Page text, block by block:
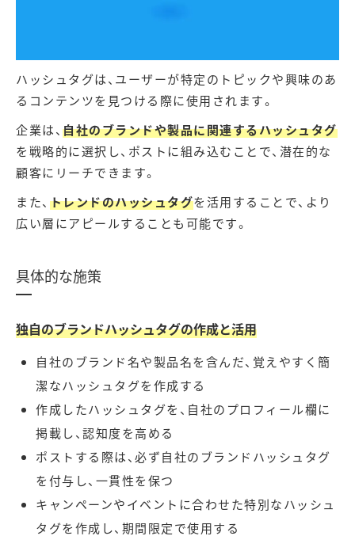
ハッシュタグは、ユーザーが特定のトピックや興味のあ
るコンテンツを見つける際に使用されます。
企業は、 自社のブランドや製品に関連するハッシュタグ
を戦略的に選択し、ポストに組み込むことで、潜在的な
顧客にリーチできます。
また、 トレンドのハッシュタグを活用することで、より
広い層にアピールすることも可能です。
具体的な施策
独自のブランドハッシュタグの作成と活用
自社のブランド名や製品名を含んだ、覚えやすく簡
潔なハッシュタグを作成する
作成したハッシュタグを、自社のプロフィール欄に
掲載し、認知度を高める
ポストする際は、必ず自社のブランドハッシュタグ
を付与し、一貫性を保つ
キャンペーンやイベントに合わせた特別なハッシュ
タグを作成し、期間限定で使用する